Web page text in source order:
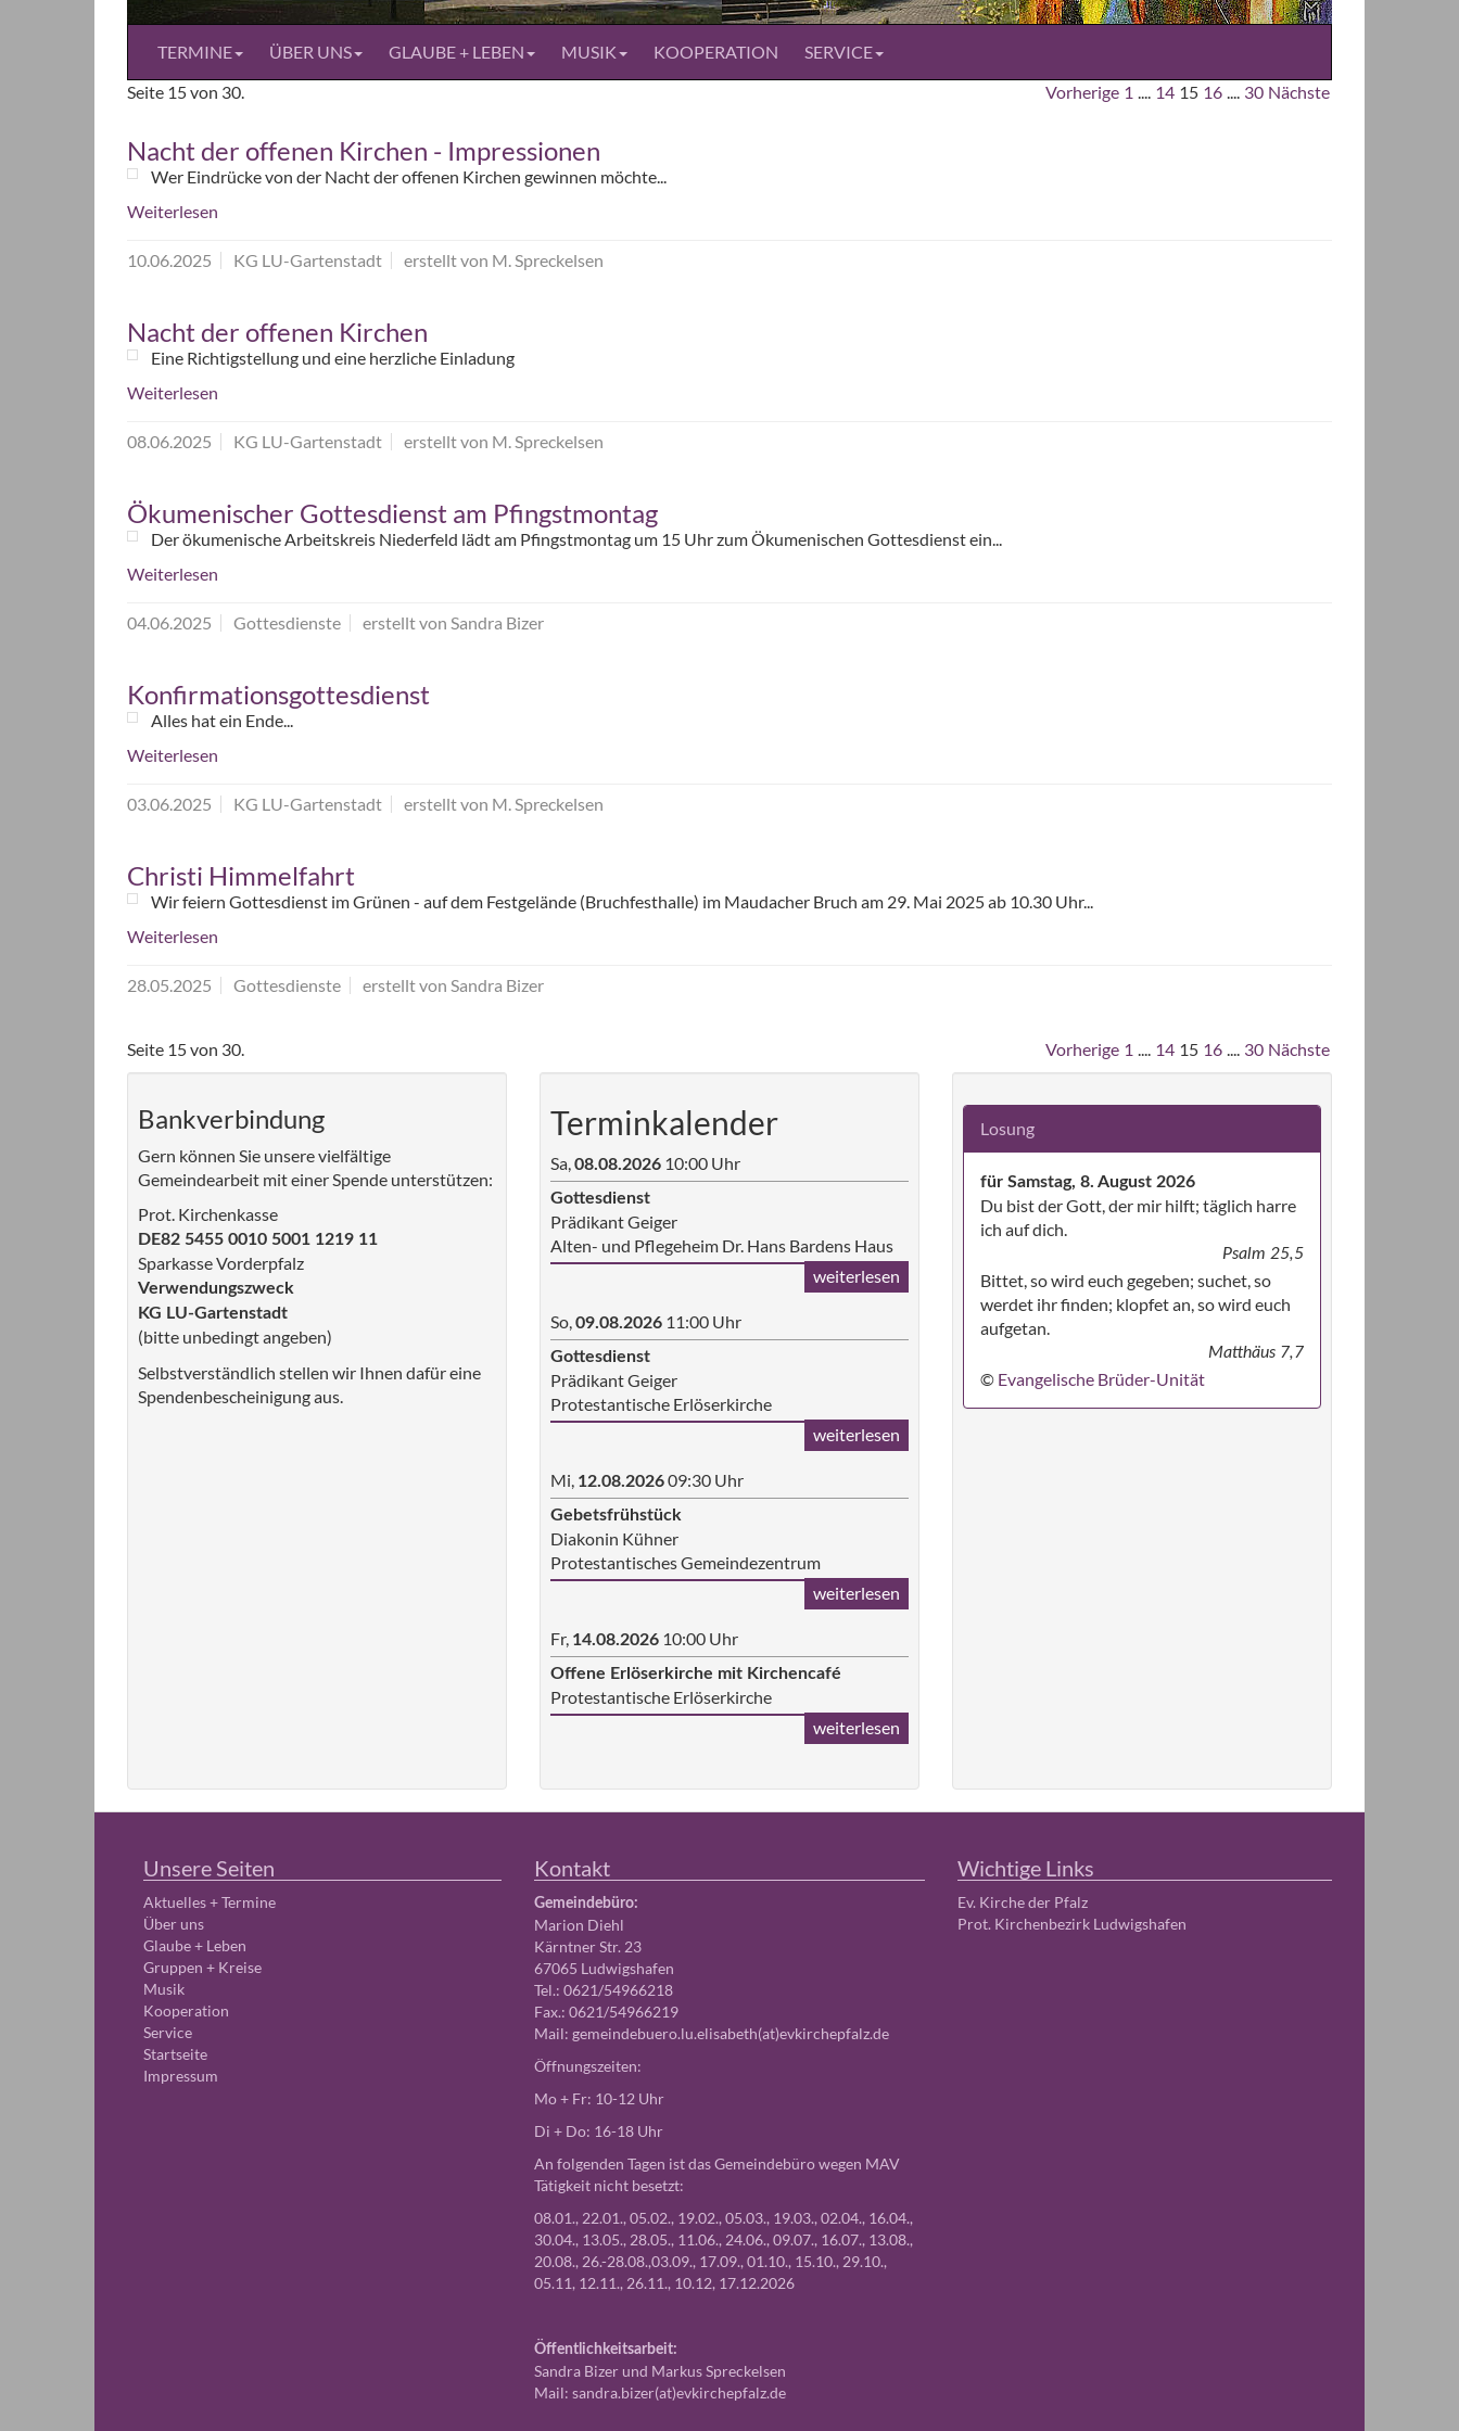
TERMINE ÜBER UNS GLAUBE + LEBEN MUSIK KOOPERATION
SERVICE
Seite 15 von 30.
Vorherige 1 .... 14 15 16 .... 30 Nächste
Nacht der offenen Kirchen - Impressionen
Wer Eindrücke von der Nacht der offenen Kirchen gewinnen möchte...
Weiterlesen
10.06.2025 KG LU-Gartenstadt erstellt von M. Spreckelsen
Nacht der offenen Kirchen
Eine Richtigstellung und eine herzliche Einladung
Weiterlesen
08.06.2025 KG LU-Gartenstadt erstellt von M. Spreckelsen
Ökumenischer Gottesdienst am Pfingstmontag
Der ökumenische Arbeitskreis Niederfeld lädt am Pfingstmontag um 15 Uhr zum Ökumenischen Gottesdienst ein...
Weiterlesen
04.06.2025 Gottesdienste erstellt von Sandra Bizer
Konfirmationsgottesdienst
Alles hat ein Ende...
Weiterlesen
03.06.2025 KG LU-Gartenstadt erstellt von M. Spreckelsen
Christi Himmelfahrt
Wir feiern Gottesdienst im Grünen - auf dem Festgelände (Bruchfesthalle) im Maudacher Bruch am 29. Mai 2025 ab 10.30 Uhr...
Weiterlesen
28.05.2025 Gottesdienste erstellt von Sandra Bizer
Seite 15 von 30. Vorherige 1 .... 14 15 16 .... 30 Nächste
Bankverbindung
Gern können Sie unsere vielfältige
Gemeindearbeit mit einer Spende unterstützen:
Prot. Kirchenkasse
DE82 5455 0010 5001 1219 11
Sparkasse Vorderpfalz
Verwendungszweck
KG LU-Gartenstadt
(bitte unbedingt angeben)
Selbstverständlich stellen wir Ihnen dafür eine
Spendenbescheinigung aus.
Terminkalender
Sa,08.08.2026 10:00 Uhr
Gottesdienst
Prädikant Geiger
Alten- und Pflegeheim Dr. Hans Bardens Haus
weiterlesen
So,09.08.2026 11:00 Uhr
Gottesdienst
Prädikant Geiger
Protestantische Erlöserkirche
weiterlesen
Mi, 12.08.202609:30 Uhr
Gebetsfrühstück
Diakonin Kühner
Protestantisches Gemeindezentrum
weiterlesen
Fr, 14.08.2026 10:00 Uhr
Offene Erlöserkirche mit Kirchencafé
Protestantische Erlöserkirche
weiterlesen
Losung
für Samstag, 8. August 2026
Du bist der Gott, der mir hilft; täglich harre
ich auf dich.
Psalm 25,5
Bittet, so wird euch gegeben; suchet, so
werdet ihr finden; klopfet an, so wird euch
aufgetan.
Matthäus 7,7
© Evangelische Brüder-Unität
Unsere Seiten
Aktuelles + Termine
Über uns
Glaube + Leben
Gruppen + Kreise
Musik
Kooperation
Service
Startseite
Impressum
Kontakt
Gemeindebüro:
Marion Diehl
Kärntner Str. 23
67065 Ludwigshafen
Tel.: 0621/54966218
Fax.: 0621/54966219
Mail: gemeindebuero.lu.elisabeth(at)evkirchepfalz.de
Öffnungszeiten:
Mo + Fr: 10-12 Uhr
Di + Do: 16-18 Uhr
An folgenden Tagen ist das Gemeindebüro wegen MAV
Tätigkeit nicht besetzt:
08.01., 22.01., 05.02., 19.02., 05.03., 19.03., 02.04., 16.04.,
30.04., 13.05., 28.05., 11.06., 24.06., 09.07., 16.07., 13.08.,
20.08., 26.-28.08.,03.09., 17.09., 01.10., 15.10., 29.10.,
05.11, 12.11., 26.11., 10.12, 17.12.2026
Öffentlichkeitsarbeit:
Sandra Bizer und Markus Spreckelsen
Mail: sandra.bizer(at)evkirchepfalz.de
Wichtige Links
Ev. Kirche der Pfalz
Prot. Kirchenbezirk Ludwigshafen